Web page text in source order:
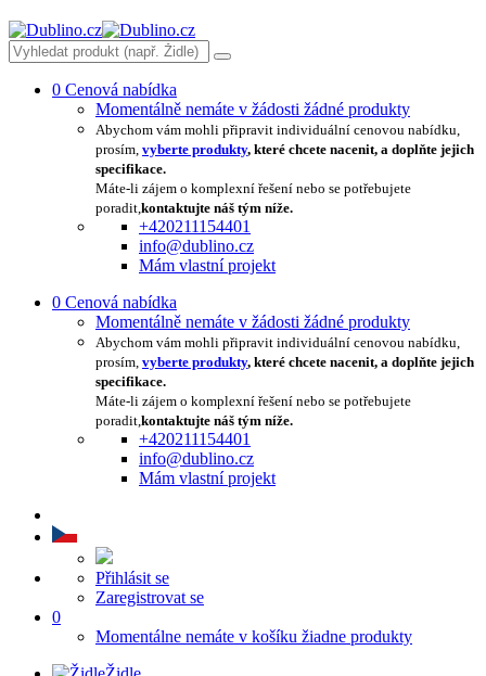
0 Cenová nabídka
Momentálně nemáte v žádosti žádné produkty
Abychom vám mohli připravit individuální cenovou nabídku,
prosím, vyberte produkty, které chcete nacenit, a doplňte jejich
specifikace.
Máte-li zájem o komplexní řešení nebo se potřebujete
poradit,kontaktujte náš tým níže.
+420211154401
info@dublino.cz
Mám vlastní projekt
0 Cenová nabídka
Momentálně nemáte v žádosti žádné produkty
Abychom vám mohli připravit individuální cenovou nabídku,
prosím, vyberte produkty, které chcete nacenit, a doplňte jejich
specifikace.
Máte-li zájem o komplexní řešení nebo se potřebujete
poradit,kontaktujte náš tým níže.
+420211154401
info@dublino.cz
Mám vlastní projekt
Přihlásit se
Zaregistrovat se
0
Momentálne nemáte v košíku žiadne produkty